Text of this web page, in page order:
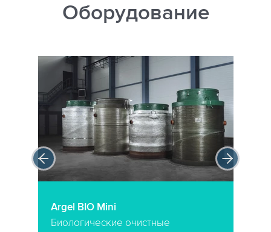
Оборудование
Argel BIO Mini
Биологические очистные